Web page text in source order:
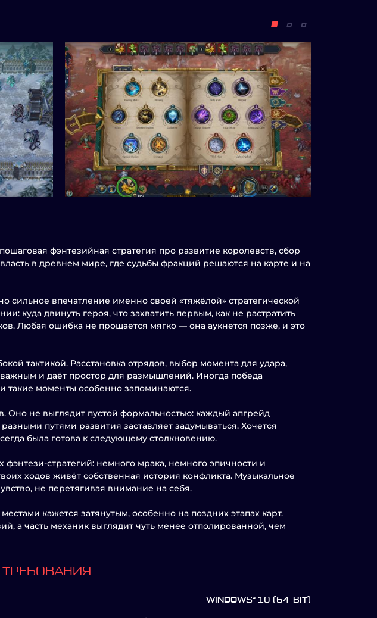
фэнтезийная стратегия про развитие королевств, сбор
в древнем мире, где судьбы фракций решаются на карте и на
сильное впечатление именно своей «тяжёлой» стратегической
куда двинуть героя, что захватить первым, как не растратить
Любая ошибка не прощается мягко — она аукнется позже, и это
тактикой. Расстановка отрядов, выбор момента для удара,
и даёт простор для размышлений. Иногда победа
такие моменты особенно запоминаются.
Оно не выглядит пустой формальностью: каждый апгрейд
путями развития заставляет задумываться. Хочется
была готова к следующему столкновению.
стратегий: немного мрака, немного эпичности и
ходов живёт собственная история конфликта. Музыкальное
не перетягивая внимание на себя.
кажется затянутым, особенно на поздних этапах карт.
а часть механик выглядит чуть менее отполированной, чем
WINDOWS® 10 (64-BIT)